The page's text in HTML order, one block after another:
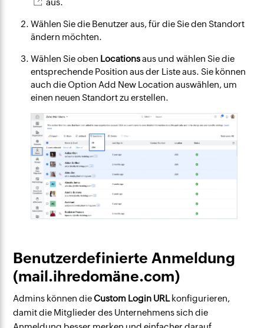
Wählen Sie die Benutzer aus, für die Sie den Standort
ändern möchten.
Wählen Sie oben Locationsaus und wählen Sie die
entsprechende Position aus der Liste aus. Sie können
auch die Option Add New Location auswählen, um
einen neuen Standort zu erstellen.
Benutzerdefinierte Anmeldung
(mail.ihredomäne.com)
Admins können dieCustom Login URLkonfigurieren,
damit die Mitglieder des Unternehmens sich die